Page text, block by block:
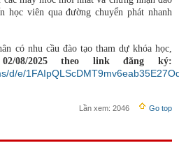
học viên qua đường chuyển phát nhanh
có nhu cầu đào tạo tham dự khóa học,
08/2025 theo link đăng ký:
d/e/
Lần xem: 2046 Go top